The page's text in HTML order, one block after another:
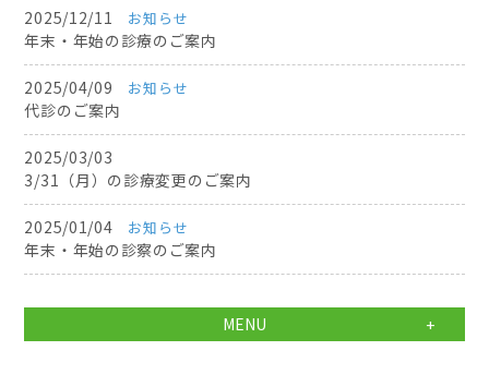
2025/12/11 お知らせ
年末・年始の診療のご案内
2025/04/09 お知らせ
代診のご案内
2025/03/03
3/31（月）の診療変更のご案内
2025/01/04 お知らせ
年末・年始の診察のご案内
MENU